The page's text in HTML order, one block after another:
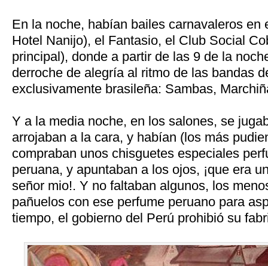
En la noche, habían bailes carnavaleros en
Hotel Nanijo), el Fantasio, el Club Social
principal), donde a partir de las 9 de la
derroche de alegría al ritmo de las bandas
exclusivamente brasileña: Sambas,
Y a la media noche, en los salones, se
arrojaban a la cara, y habían (los más
compraban unos chisguetes especiales
peruana, y apuntaban a los ojos, ¡que era
señor mio!. Y no faltaban algunos, los
pañuelos con ese perfume peruano para
tiempo, el gobierno del Perú prohibió su